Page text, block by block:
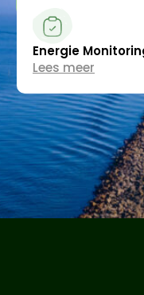
Energie
Lees meer